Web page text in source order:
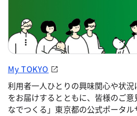
My TOKYO
利用者一人ひとりの興味関心や状
をお届けするとともに、皆様のご
なでつくる」東京都の公式ポータル